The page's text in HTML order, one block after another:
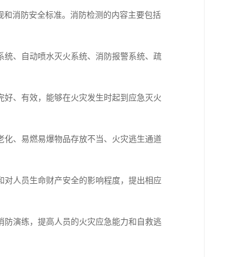
消防安全标准。消防检测的内容主要包括
、自动喷水灭火系统、消防报警系统、疏
、有效，能够在火灾发生时起到应急灭火
、易燃易爆物品存放不当、火灾逃生通道
人员生命财产安全的影响程度，提出相应
演练，提高人员的火灾应急能力和自救逃